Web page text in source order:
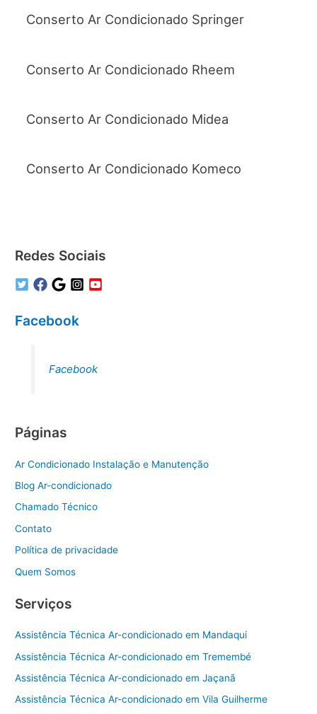
Conserto Ar Condicionado Springer
Conserto Ar Condicionado Rheem
Conserto Ar Condicionado Midea
Conserto Ar Condicionado Komeco
Redes Sociais
Facebook
Facebook
Páginas
Ar Condicionado Instalação e Manutenção
Blog Ar-condicionado
Chamado Técnico
Contato
Política de privacidade
Quem Somos
Serviços
Assistência Técnica Ar-condicionado em Mandaqui
Assistência Técnica Ar-condicionado em Tremembé
Assistência Técnica Ar-condicionado em Jaçanã
Assistência Técnica Ar-condicionado em Vila Guilherme